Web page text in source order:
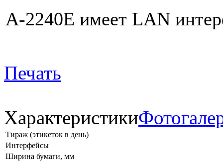
A-2240E имеет LAN
Печать
Характеристики
Тираж (этикеток в день)
Интерфейсы
Ширина бумаги, мм